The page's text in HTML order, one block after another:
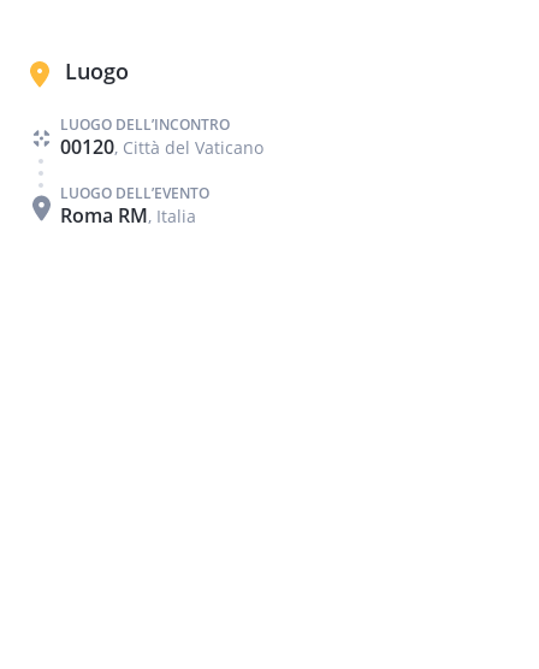
Luogo
LUOGO DELL’INCONTRO
00120, Città del Vaticano
LUOGO DELL’EVENTO
Roma RM, Italia